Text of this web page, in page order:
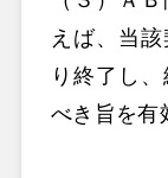
えば、当
り終了し
べき旨を有